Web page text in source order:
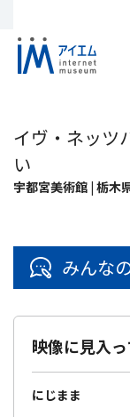
イヴ・ネッツ
い
宇都宮美術館 | 栃木
みんな
映像に見入
間近く会場
にじまま